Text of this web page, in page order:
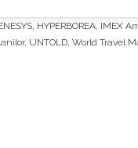
, HYPERBOREA, IMEX
, UNTOLD, World Travel